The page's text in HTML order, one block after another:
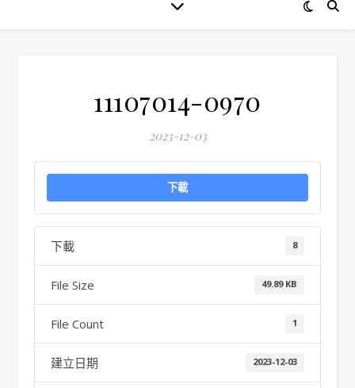
11107014-0970
2023-12-03
下載
下載 8
File Size 49.89 KB
File Count 1
建立日期 2023-12-03